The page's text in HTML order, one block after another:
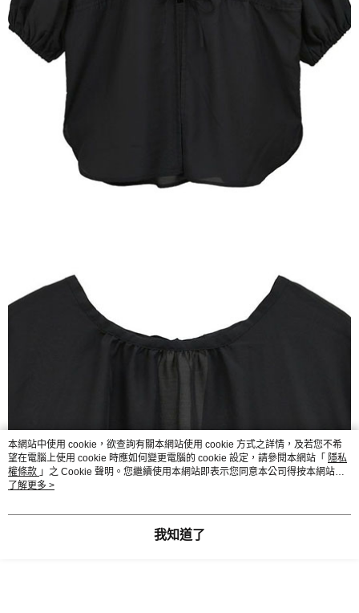
本網站中使用 cookie，欲查詢有關本網站使用 cookie 方式之詳情，及若您不希
望在電腦上使用 cookie 時應如何變更電腦的 cookie 設定，請參閱本網站「 隱私
權條款 」之 Cookie 聲明。您繼續使用本網站即表示您同意本公司得按本網站使
用條款之 Cookie 聲明使用 cookie。
了解更多 >
我知道了